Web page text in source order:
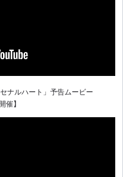
ナルハート」予告ムービー
催】